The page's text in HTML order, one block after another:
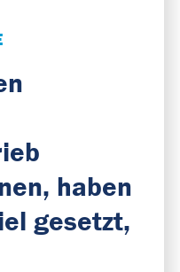
haben
gesetzt,